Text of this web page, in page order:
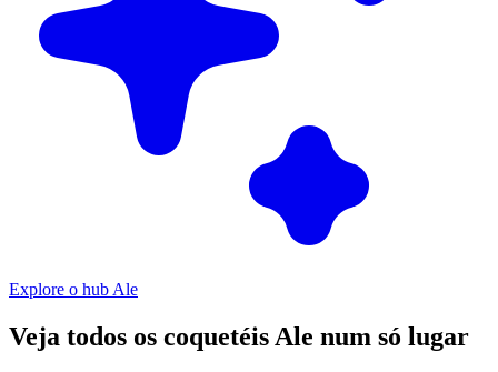
Explore o hub Ale
Veja todos os coquetéis Ale num só lugar